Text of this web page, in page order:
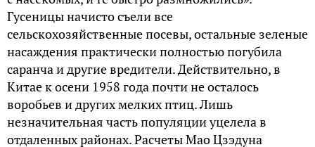
Гусеницы начисто съели все
сельскохозяйственные посевы, остальные зеленые
насаждения практически полностью погубила
саранча и другие вредители. Действительно, в
Китае к осени 1958 года почти не осталось
воробьев и других мелких птиц. Лишь
незначительная часть популяции уцелела в
отдаленных районах. Расчеты Мао Цзэдуна